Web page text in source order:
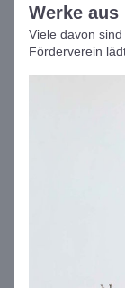
Werke
Viele davon
Förderverein